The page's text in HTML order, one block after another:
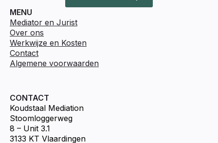
MENU
Mediator en Jurist
Over ons
Werkwijze en Kosten
Contact
Algemene voorwaarden
CONTACT
Koudstaal Mediation
Stoomloggerweg
8 – Unit 3.1
3133 KT Vlaardingen